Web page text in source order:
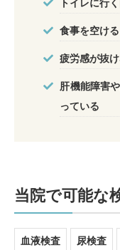
トイレに行
食事を空け
疲労感が抜
肝機能障害
っている
当院で可能な
血液検査 尿検査